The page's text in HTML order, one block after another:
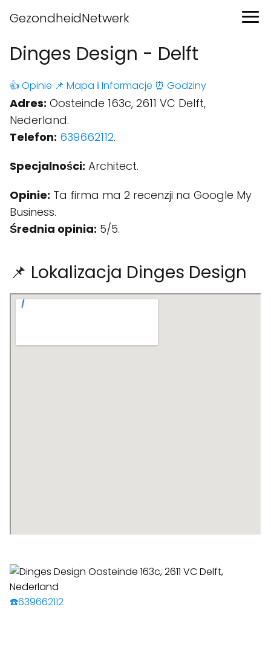
GezondheidNetwerk
Dinges Design - Delft
👍 Opinie 📌 Mapa ℹ️ Informacje ⏰ Godziny
Adres: Oosteinde 163c, 2611 VC Delft,
Nederland.
Telefon: 639662112.
Specjalności: Architect.
Opinie: Ta firma ma 2 recenzji na Google My
Business.
Średnia opinia: 5/5.
📌 Lokalizacja Dinges Design
☎️639662112